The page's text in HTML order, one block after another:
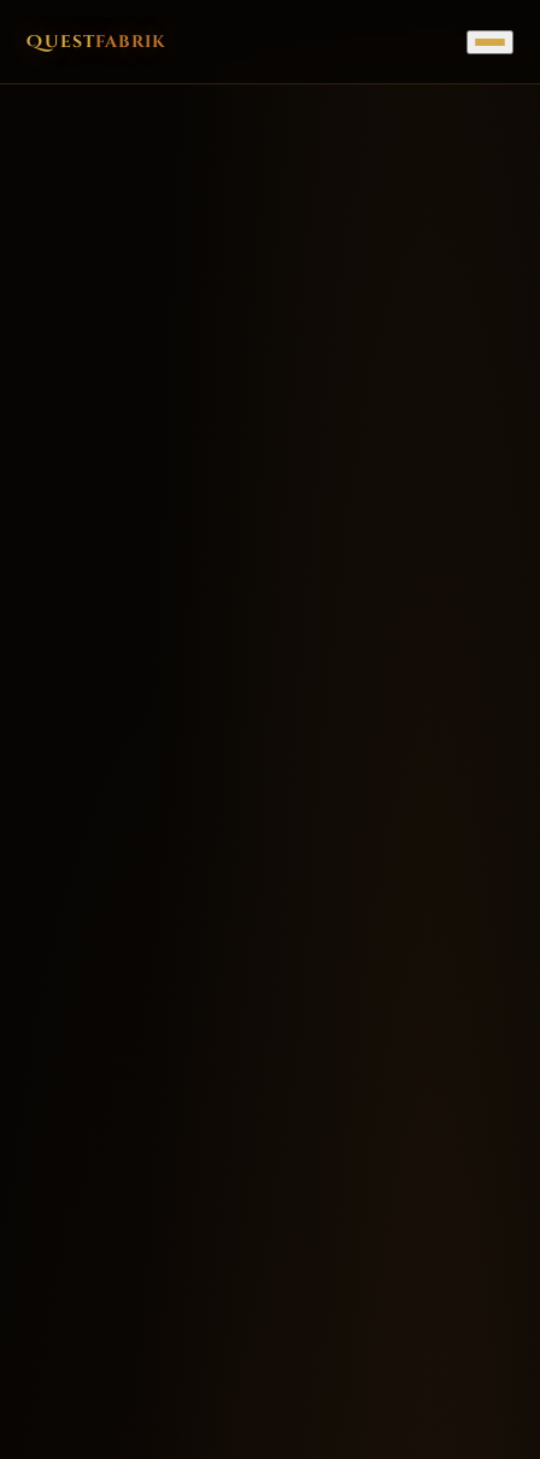
Questfabrik